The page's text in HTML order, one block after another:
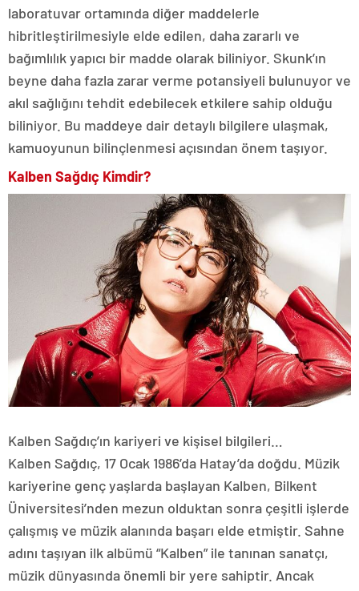
laboratuvar ortamında diğer maddelerle
hibritleştirilmesiyle elde edilen, daha zararlı ve
bağımlılık yapıcı bir madde olarak biliniyor. Skunk’ın
beyne daha fazla zarar verme potansiyeli bulunuyor ve
akıl sağlığını tehdit edebilecek etkilere sahip olduğu
biliniyor. Bu maddeye dair detaylı bilgilere ulaşmak,
kamuoyunun bilinçlenmesi açısından önem taşıyor.
Kalben Sağdıç Kimdir?
Kalben Sağdıç’ın kariyeri ve kişisel bilgileri…
Kalben Sağdıç, 17 Ocak 1986’da Hatay’da doğdu. Müzik
kariyerine genç yaşlarda başlayan Kalben, Bilkent
Üniversitesi’nden mezun olduktan sonra çeşitli işlerde
çalışmış ve müzik alanında başarı elde etmiştir. Sahne
adını taşıyan ilk albümü “Kalben” ile tanınan sanatçı,
müzik dünyasında önemli bir yere sahiptir. Ancak